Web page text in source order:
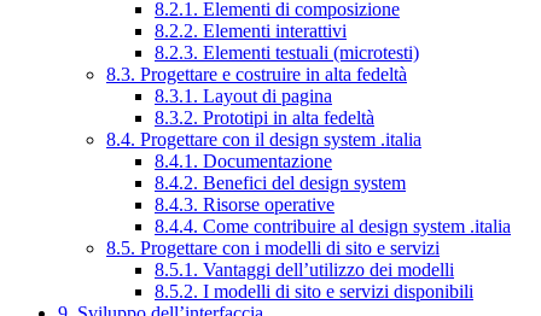
8.2.1. Elementi di composizione
8.2.2. Elementi interattivi
8.2.3. Elementi testuali (microtesti)
8.3. Progettare e costruire in alta fedeltà
8.3.1. Layout di pagina
8.3.2. Prototipi in alta fedeltà
8.4. Progettare con il design system .italia
8.4.1. Documentazione
8.4.2. Benefici del design system
8.4.3. Risorse operative
8.4.4. Come contribuire al design system .italia
8.5. Progettare con i modelli di sito e servizi
8.5.1. Vantaggi dell’utilizzo dei modelli
8.5.2. I modelli di sito e servizi disponibili